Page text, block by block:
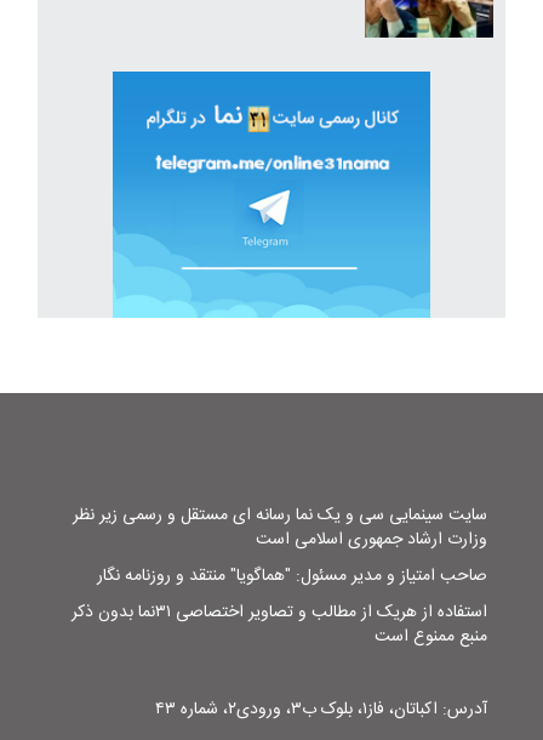
سایت سینمایی سی و یک نما رسانه ای مستقل و رسمی زیر نظر
وزارت ارشاد جمهوری اسلامی است
صاحب امتیاز و مدیر مسئول: "هماگویا" منتقد و روزنامه نگار
استفاده از هریک از مطالب و تصاویر اختصاصی ۳۱نما بدون ذکر
منبع ممنوع است
آدرس: اکباتان، فاز۱، بلوک ب۳، ورودی۲، شماره ۴۳